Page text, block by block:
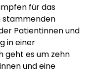
für das
stammenden
Patientinnen und
in einer
geht es um zehn
und eine